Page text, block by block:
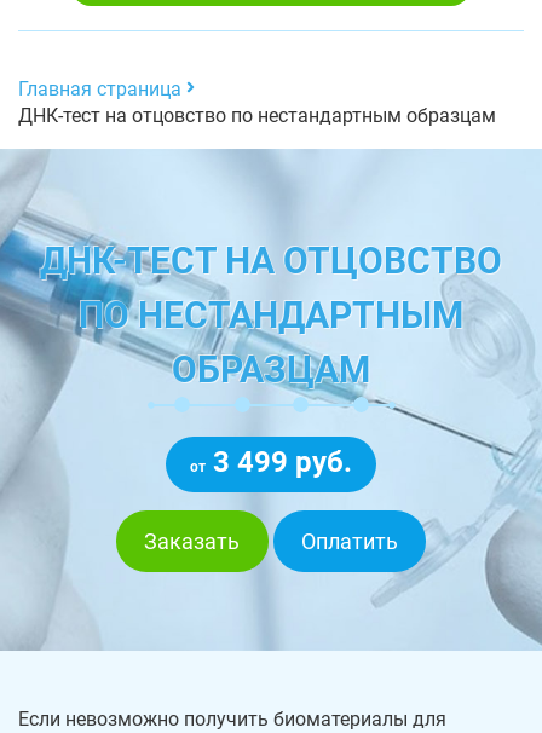
Главная страница
ДНК-тест на отцовство по нестандартным образцам
ДНК-ТЕСТ НА ОТЦОВСТВО
ПО НЕСТАНДАРТНЫМ
ОБРАЗЦАМ
от 3 499 руб.
Заказать Оплатить
Если невозможно получить биоматериалы для